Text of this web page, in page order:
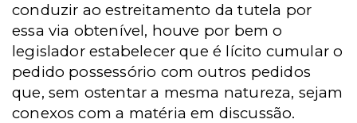
conduzir ao estreitamento da tutela por
essa via obtenível, houve por bem o
legislador estabelecer que é lícito cumular o
pedido possessório com outros pedidos
que, sem ostentar a mesma natureza, sejam
conexos com a matéria em discussão.